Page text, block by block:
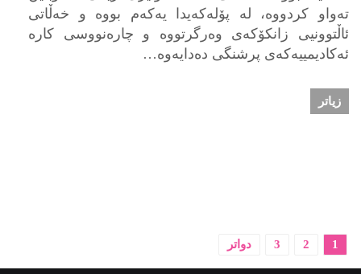
تەواو کردووە، لە پۆلەکەیدا یەکەم بووە و خەڵاتی
ئاڵتوونیی زانکۆکەی وەرگرتووە و چارەنووسی کارە
ئەکادیمییەکەی پرشنگی دەدایەوە…
زیاتر
1
2
3 دواتر